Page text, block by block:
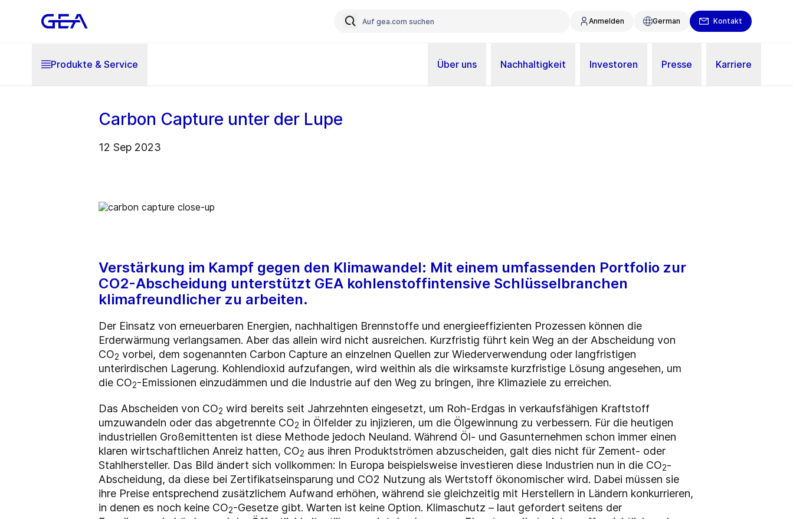
Anmelden German Kontakt
Produkte & Service Über uns Nachhaltigkeit Investoren Presse Karriere
Carbon Capture unter der Lupe
12 Sep 2023
Verstärkung im Kampf gegen den Klimawandel: Mit einem umfassenden Portfolio zur
CO2-Abscheidung unterstützt GEA kohlenstoffintensive Schlüsselbranchen
klimafreundlicher zu arbeiten.
Der Einsatz von erneuerbaren Energien, nachhaltigen Brennstoffe und energieeffizienten Prozessen können die
Erderwärmung verlangsamen. Aber das allein wird nicht ausreichen. Kurzfristig führt kein Weg an der Abscheidung von
CO2 vorbei, dem sogenannten Carbon Capture an einzelnen Quellen zur Wiederverwendung oder langfristigen
unterirdischen Lagerung. Kohlendioxid aufzufangen, wird weithin als die wirksamste kurzfristige Lösung angesehen, um
die CO2-Emissionen einzudämmen und die Industrie auf den Weg zu bringen, ihre Klimaziele zu erreichen.
Das Abscheiden von CO2 wird bereits seit Jahrzehnten eingesetzt, um Roh-Erdgas in verkaufsfähigen Kraftstoff
umzuwandeln oder das abgetrennte CO2 in Ölfelder zu injizieren, um die Ölgewinnung zu verbessern. Für die heutigen
industriellen Großemittenten ist diese Methode jedoch Neuland. Während Öl- und Gasunternehmen schon immer einen
klaren wirtschaftlichen Anreiz hatten, CO2 aus ihren Produktströmen abzuscheiden, galt dies nicht für Zement- oder
Stahlhersteller. Das Bild ändert sich vollkommen: In Europa beispielsweise investieren diese Industrien nun in die CO2-
Abscheidung, da diese bei Zertifikatseinsparung und CO2 Nutzung als Wertstoff ökonomischer wird. Dabei müssen sie
ihre Preise entsprechend zusätzlichem Aufwand erhöhen, während sie gleichzeitig mit Herstellern in Ländern konkurrieren,
in denen es noch keine CO2-Gesetze gibt. Warten ist keine Option. Klimaschutz – laut gefordert seitens der